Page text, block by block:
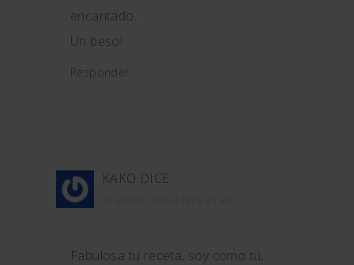
encantado.
Un beso!
Responder
KAKO DICE
Fabulosa tu receta, soy como tú,